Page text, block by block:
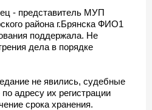
- представитель МУП
района г.Брянска ФИО1
поддержала. Не
дела в порядке
не явились, судебные
адресу их регистрации
срока хранения.